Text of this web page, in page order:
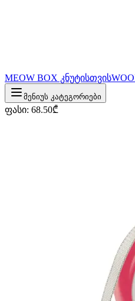
MEOW BOX კნუტისთვის
მენიუს კატეგორიები
ფასი: 68.50₾